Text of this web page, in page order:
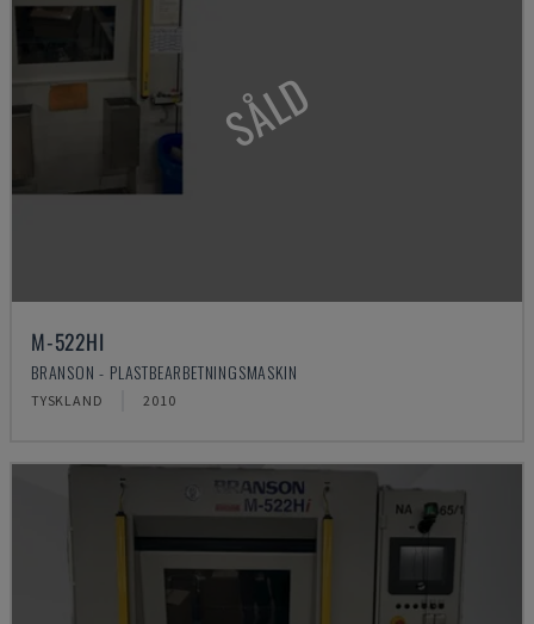
SÅLD
M-522HI
BRANSON - PLASTBEARBETNINGSMASKIN
TYSKLAND 2010